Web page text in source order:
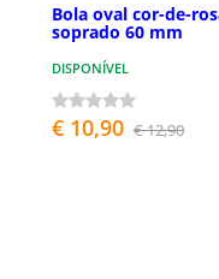
Bola oval cor-de-
soprado 60 mm
DISPONÍVEL
€ 10,90 € 12,90